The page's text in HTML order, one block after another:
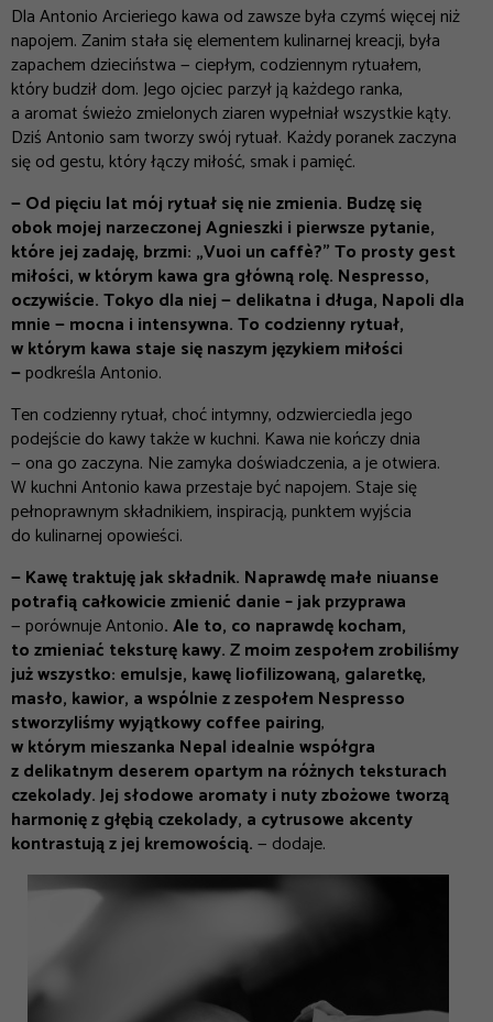
Dla Antonio Arcieriego kawa od zawsze była czymś więcej niż
napojem. Zanim stała się elementem kulinarnej kreacji, była
zapachem dzieciństwa — ciepłym, codziennym rytuałem,
który budził dom. Jego ojciec parzył ją każdego ranka,
a aromat świeżo zmielonych ziaren wypełniał wszystkie kąty.
Dziś Antonio sam tworzy swój rytuał. Każdy poranek zaczyna
się od gestu, który łączy miłość, smak i pamięć.
—Od pięciu lat mój rytuał się nie zmienia. Budzę się
obok mojej narzeczonej Agnieszki i pierwsze pytanie,
które jej zadaję, brzmi: „Vuoi un caffè?” To prosty gest
miłości, w którym kawa gra główną rolę. Nespresso,
oczywiście. Tokyo dla niej—delikatna i długa, Napoli dla
mnie—mocna i intensywna. To codzienny rytuał,
w którym kawa staje się naszym językiem miłości
—podkreśla Antonio.
Ten codzienny rytuał, choć intymny, odzwierciedla jego
podejście do kawy także w kuchni. Kawa nie kończy dnia
— ona go zaczyna. Nie zamyka doświadczenia, a je otwiera.
W kuchni Antonio kawa przestaje być napojem. Staje się
pełnoprawnym składnikiem, inspiracją, punktem wyjścia
do kulinarnej opowieści.
—Kawę traktuję jak składnik. Naprawdę małe niuanse
potrafią całkowicie zmienić danie – jak przyprawa
— porównuje Antonio.Ale to, co naprawdę kocham,
to zmieniać teksturę kawy. Z moim zespołem zrobiliśmy
już wszystko: emulsje, kawę liofilizowaną, galaretkę,
masło, kawior, a wspólnie z zespołem Nespresso
stworzyliśmy wyjątkowy coffee pairing,
w którym mieszanka Nepal idealnie współgra
z delikatnym deserem opartym na różnych teksturach
czekolady. Jej słodowe aromaty i nuty zbożowe tworzą
harmonię z głębią czekolady, a cytrusowe akcenty
kontrastują z jej kremowością.— dodaje.